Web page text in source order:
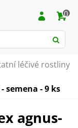
0
léčivé rostliny
semena - 9 ks
agnus-